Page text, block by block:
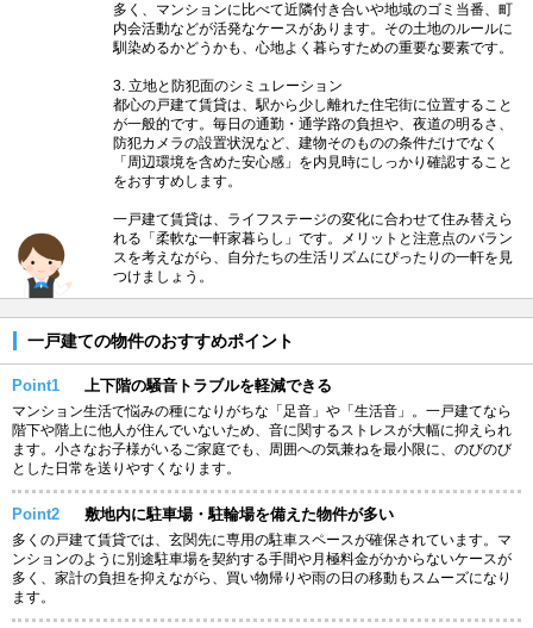
多く、マンションに比べて近隣付き合いや地域のゴミ当番、町
内会活動などが活発なケースがあります。その土地のルールに
馴染めるかどうかも、心地よく暮らすための重要な要素です。
3. 立地と防犯面のシミュレーション
都心の戸建て賃貸は、駅から少し離れた住宅街に位置すること
が一般的です。毎日の通勤・通学路の負担や、夜道の明るさ、
防犯カメラの設置状況など、建物そのものの条件だけでなく
「周辺環境を含めた安心感」を内見時にしっかり確認すること
をおすすめします。
一戸建て賃貸は、ライフステージの変化に合わせて住み替えら
れる「柔軟な一軒家暮らし」です。メリットと注意点のバラン
スを考えながら、自分たちの生活リズムにぴったりの一軒を見
つけましょう。
一戸建ての物件のおすすめポイント
Point1 上下階の騒音トラブルを軽減できる
マンション生活で悩みの種になりがちな「足音」や「生活音」。一戸建てなら
階下や階上に他人が住んでいないため、音に関するストレスが大幅に抑えられ
ます。小さなお子様がいるご家庭でも、周囲への気兼ねを最小限に、のびのび
とした日常を送りやすくなります。
Point2 敷地内に駐車場・駐輪場を備えた物件が多い
多くの戸建て賃貸では、玄関先に専用の駐車スペースが確保されています。マ
ンションのように別途駐車場を契約する手間や月極料金がかからないケースが
多く、家計の負担を抑えながら、買い物帰りや雨の日の移動もスムーズになり
ます。